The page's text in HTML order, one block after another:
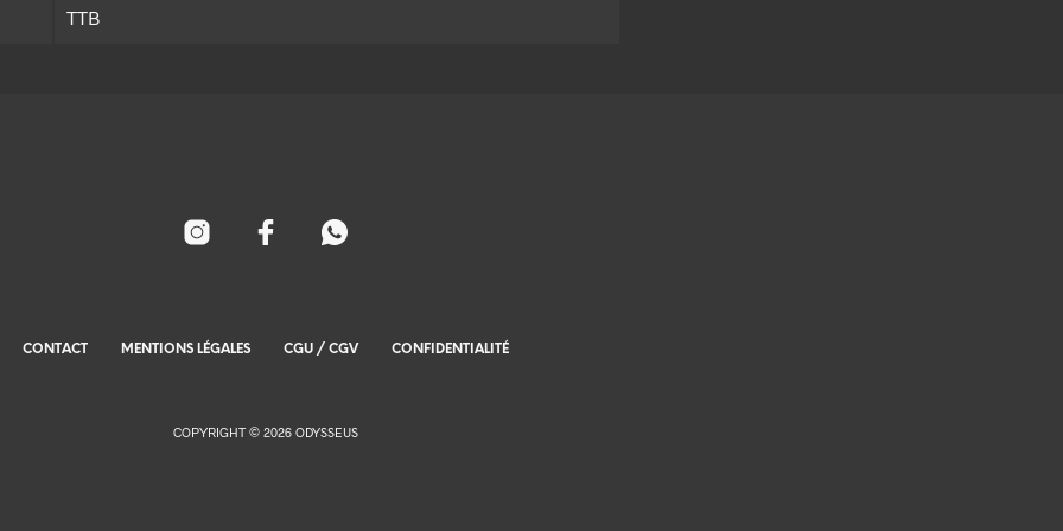
TTB
CONTACT MENTIONS LÉGALES CGU / CGV CONFIDENTIALITÉ
COPYRIGHT © 2026 ODYSSEUS